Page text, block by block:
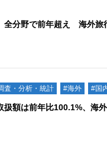
全分野で前年超え 海外旅
査・分析・統計 #海外 #国
扱額は前年比100.1%、海